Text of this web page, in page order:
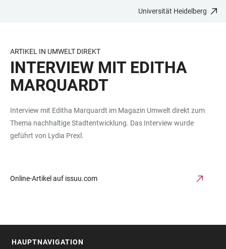
BARRIEREFREIHEIT
Universität Heidelberg
ARTIKEL IN UMWELT DIREKT
INTERVIEW MIT EDITHA
MARQUARDT
Interview mit Editha Marquardt im Magazin Umwelt direkt zum
Thema nachhaltige Stadtentwicklung. Das Interview wurde
geführt von Lydia Prexl.
Online-Artikel auf issuu.com
HAUPTNAVIGATION